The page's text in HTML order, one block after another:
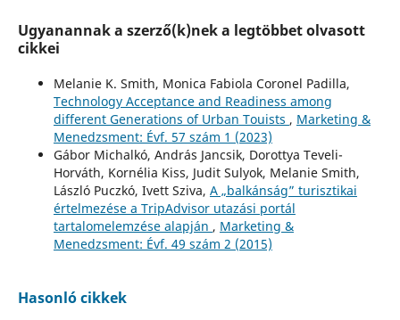
Ugyanannak a szerző(k)nek a legtöbbet olvasott
cikkei
Melanie K. Smith, Monica Fabiola Coronel Padilla,
Technology Acceptance and Readiness among
different Generations of Urban Touists , Marketing &
Menedzsment: Évf. 57 szám 1 (2023)
Gábor Michalkó, András Jancsik, Dorottya Teveli-
Horváth, Kornélia Kiss, Judit Sulyok, Melanie Smith,
László Puczkó, Ivett Sziva, A „balkánság” turisztikai
értelmezése a TripAdvisor utazási portál
tartalomelemzése alapján , Marketing &
Menedzsment: Évf. 49 szám 2 (2015)
Hasonló cikkek